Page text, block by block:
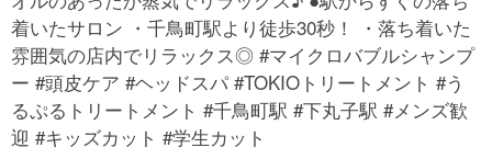
着いたサロン ・千鳥町駅より徒歩30秒！ ・落ち着いた
雰囲気の店内でリラックス◎ #マイクロバブルシャンプ
ー #頭皮ケア #ヘッドスパ #TOKIOトリートメント #う
るぷるトリートメント #千鳥町駅 #下丸子駅 #メンズ歓
迎 #キッズカット #学生カット